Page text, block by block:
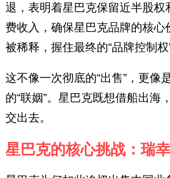
退，表明着星巴克保留近半股权
费收入，确保星巴克品牌的核心
被稀释，握住最终的“品牌控制权”
这不像一次彻底的“出售”，更像
的“联姻”。星巴克既想借船出海
交出去。
星巴克的核心挑战：瑞